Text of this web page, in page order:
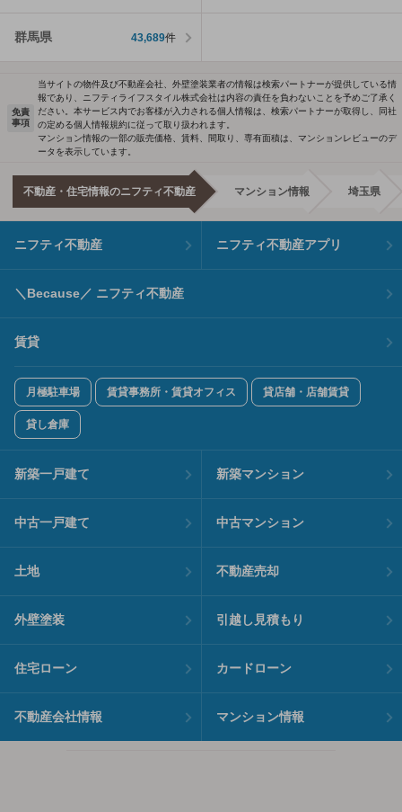
群馬県 43,689件
免責
事項
当サイトの物件及び不動産会社、外壁塗装業者の情報は検索パートナーが提供している情
報であり、ニフティライフスタイル株式会社は内容の責任を負わないことを予めご了承く
ださい。本サービス内でお客様が入力される個人情報は、検索パートナーが取得し、同社
の定める個人情報規約に従って取り扱われます。
マンション情報の一部の販売価格、賃料、間取り、専有面積は、マンションレビューのデ
ータを表示しています。
不動産・住宅情報のニフティ不動産 マンション情報 埼玉県
ニフティ不動産 ニフティ不動産アプリ
＼Because／ ニフティ不動産
賃貸
月極駐車場 賃貸事務所・賃貸オフィス 貸店舗・店舗賃貸
貸し倉庫
新築一戸建て 新築マンション
中古一戸建て 中古マンション
土地 不動産売却
外壁塗装 引越し見積もり
住宅ローン カードローン
不動産会社情報 マンション情報